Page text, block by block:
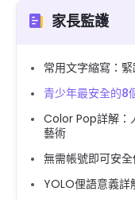
家長監護
常用文字縮寫：
青少年最安全的8
Color Pop詳解：
藝術
無需帳號即可安
YOLO俚語意義詳